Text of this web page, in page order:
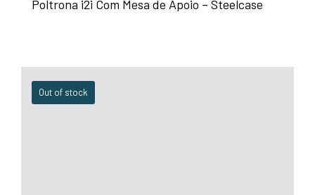
Poltrona i2i Com Mesa de Apoio – Steelcase
Out of stock